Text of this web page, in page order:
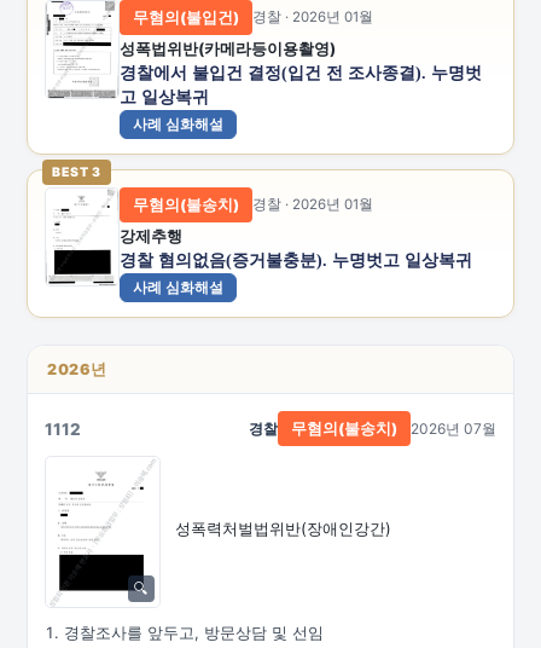
무혐의(불입건) 경찰 · 2026년 01월
성폭법위반(카메라등이용촬영)
경찰에서 불입건 결정(입건 전 조사종결). 누명벗
고 일상복귀
사례 심화해설
BEST 3
무혐의(불송치) 경찰 · 2026년 01월
강제추행
경찰 혐의없음(증거불충분). 누명벗고 일상복귀
사례 심화해설
2026년
1112
성폭력처벌법위반(장애인강간)
경찰 무혐의(불송치) 2026년 07월
경찰조사를 앞두고, 방문상담 및 선임